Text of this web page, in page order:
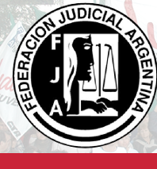
Saltar
contenido